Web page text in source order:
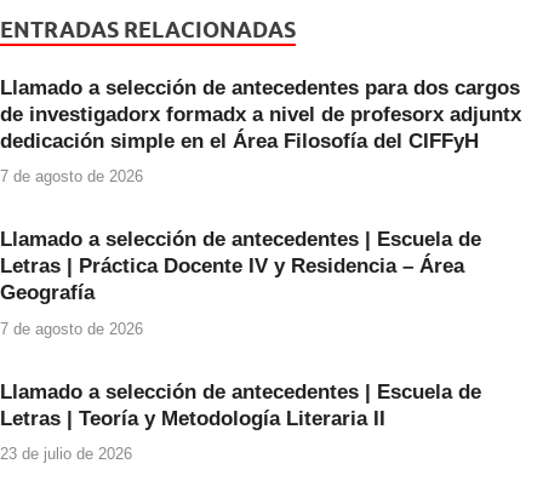
e
o
o
k
er s
p
p
ENTRADAS RELACIONADAS
Llamado a selección de antecedentes para dos cargos
de investigadorx formadx a nivel de profesorx adjuntx
dedicación simple en el Área Filosofía del CIFFyH
7 de agosto de 2026
Llamado a selección de antecedentes | Escuela de
Letras | Práctica Docente IV y Residencia – Área
Geografía
7 de agosto de 2026
Llamado a selección de antecedentes | Escuela de
Letras | Teoría y Metodología Literaria II
23 de julio de 2026